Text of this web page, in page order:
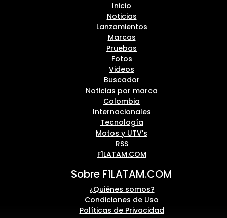
Inicio
Noticias
Lanzamientos
Marcas
Pruebas
Fotos
Videos
Buscador
Noticias por marca
Colombia
Internacionales
Tecnología
Motos y UTV's
RSS
F1LATAM.COM
Sobre F1LATAM.COM
¿Quiénes somos?
Condiciones de Uso
Políticas de Privacidad